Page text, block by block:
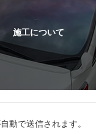
動で送信されます。